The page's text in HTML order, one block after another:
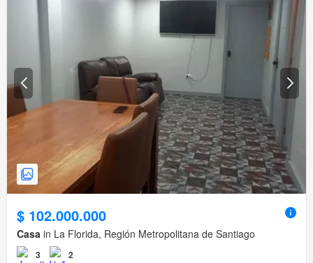
$ 102.000.000
Casa in La Florida, Región Metropolitana de Santiago
3 2